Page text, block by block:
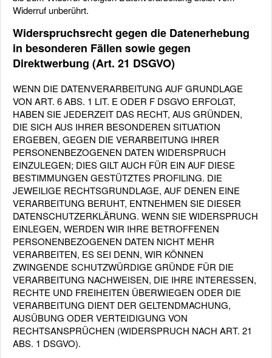
Widerruf unberührt.
Widerspruchsrecht gegen die Datenerhebung
in besonderen Fällen sowie gegen
Direktwerbung (Art. 21 DSGVO)
WENN DIE DATENVERARBEITUNG AUF GRUNDLAGE
VON ART. 6 ABS. 1 LIT. E ODER F DSGVO ERFOLGT,
HABEN SIE JEDERZEIT DAS RECHT, AUS GRÜNDEN,
DIE SICH AUS IHRER BESONDEREN SITUATION
ERGEBEN, GEGEN DIE VERARBEITUNG IHRER
PERSONENBEZOGENEN DATEN WIDERSPRUCH
EINZULEGEN; DIES GILT AUCH FÜR EIN AUF DIESE
BESTIMMUNGEN GESTÜTZTES PROFILING. DIE
JEWEILIGE RECHTSGRUNDLAGE, AUF DENEN EINE
VERARBEITUNG BERUHT, ENTNEHMEN SIE DIESER
DATENSCHUTZERKLÄRUNG. WENN SIE WIDERSPRUCH
EINLEGEN, WERDEN WIR IHRE BETROFFENEN
PERSONENBEZOGENEN DATEN NICHT MEHR
VERARBEITEN, ES SEI DENN, WIR KÖNNEN
ZWINGENDE SCHUTZWÜRDIGE GRÜNDE FÜR DIE
VERARBEITUNG NACHWEISEN, DIE IHRE INTERESSEN,
RECHTE UND FREIHEITEN ÜBERWIEGEN ODER DIE
VERARBEITUNG DIENT DER GELTENDMACHUNG,
AUSÜBUNG ODER VERTEIDIGUNG VON
RECHTSANSPRÜCHEN (WIDERSPRUCH NACH ART. 21
ABS. 1 DSGVO).